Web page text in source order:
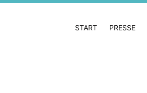
START PRESSE